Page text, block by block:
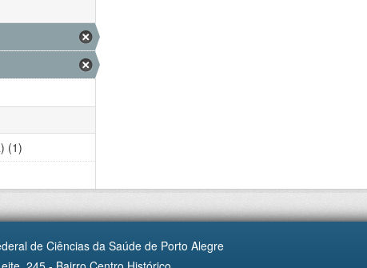
(1)
de Ciências da Saúde de Porto Alegre